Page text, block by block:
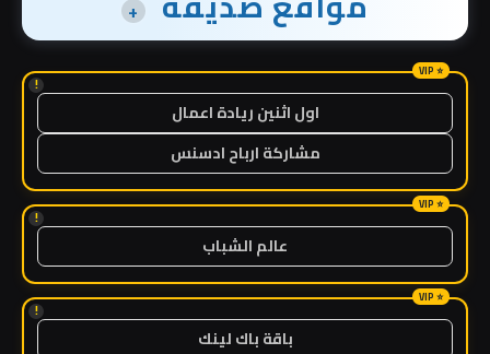
+
!
اول اثنين ريادة اعمال
مشاركة ارباح ادسنس
!
عالم الشباب
!
باقة باك لينك